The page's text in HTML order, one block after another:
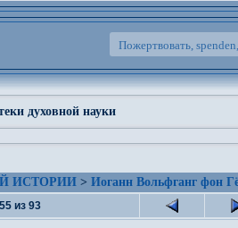
Пожертвовать,
духовной науки
ИСТОРИИ > Иоганн Вольфганг фон
из 93